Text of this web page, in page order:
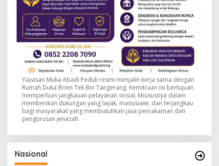
Yayasan Mulia Abadi Peduli resmi menjalin kerja sama dengan
Rumah Duka Boen Tek Bio Tangerang. Kemitraan ini bertujuan
memperluas jangkauan pelayanan sosial, khususnya dalam
memberikan dukungan yang layak, manusiawi, dan terjangkau
bagi masyarakat yang membutuhkan jasa pemakaman dan
pengurusan jenazah.
Nasional